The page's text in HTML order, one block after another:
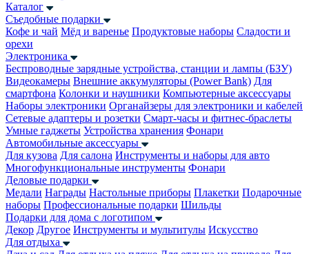
Каталог
Съедобные подарки
Кофе и чай Мёд и варенье Продуктовые наборы Сладости и
орехи
Электроника
Беспроводные зарядные устройства, станции и лампы (БЗУ)
Видеокамеры Внешние аккумуляторы (Power Bank) Для
смартфона Колонки и наушники Компьютерные аксессуары
Наборы электроники Органайзеры для электроники и кабелей
Сетевые адаптеры и розетки Смарт-часы и фитнес-браслеты
Умные гаджеты Устройства хранения Фонари
Автомобильные аксессуары
Для кузова Для салона Инструменты и наборы для авто
Многофункциональные инструменты Фонари
Деловые подарки
Медали Награды Настольные приборы Плакетки Подарочные
наборы Профессиональные подарки Шильды
Подарки для дома с логотипом
Декор Другое Инструменты и мультитулы Искусство
Для отдыха